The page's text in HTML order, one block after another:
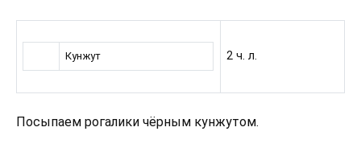
Кунжут 2 ч. л.
Посыпаем рогалики чёрным кунжутом.